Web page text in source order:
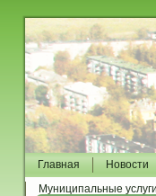
Главная Новости
Муниципальные услуги